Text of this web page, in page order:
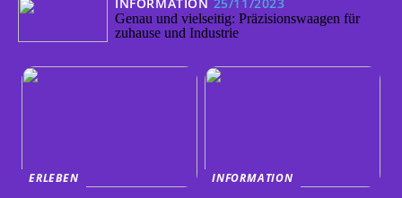
Genau und vielseitig: Präzisionswaagen für
zuhause und Industrie
ERLEBEN
INFORMATION